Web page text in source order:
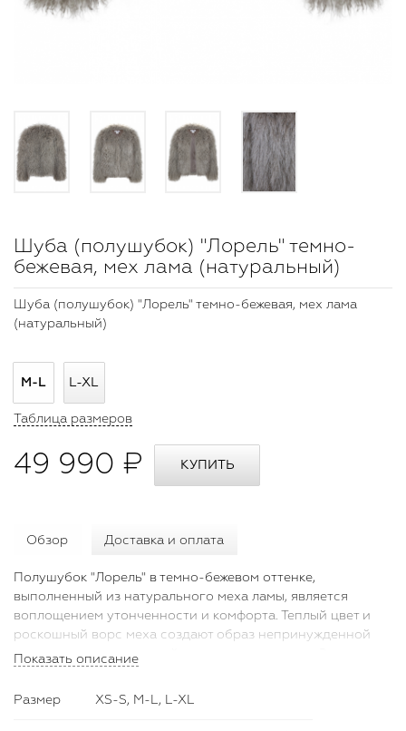
Шуба (полушубок) "Лорель" темно-
бежевая, мех лама (натуральный)
Шуба (полушубок) "Лорель" темно-бежевая, мех лама
(натуральный)
M-L L-XL
Таблица размеров
49 990 ₽
Обзор Доставка и оплата
Полушубок "Лорель" в темно-бежевом оттенке,
выполненный из натурального меха ламы, является
воплощением утонченности и комфорта. Теплый цвет и
роскошный ворс меха создают образ непринужденной
элегантности, идеальный для зимних месяцев. Этот
использования, так и для особых случаев, обеспечивая
тепло и добавляя шик любому ансамблю.
Показать описание
Размер XS-S, M-L, L-XL